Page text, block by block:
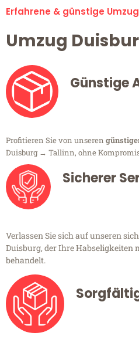
Erfahrene & günstige
Umzug
Günstige
Profitieren Sie von unseren
Duisburg → Tallinn, ohne
Sicherer
Verlassen Sie sich auf unseren
Duisburg, der Ihre Habseligkeiten
behandelt.